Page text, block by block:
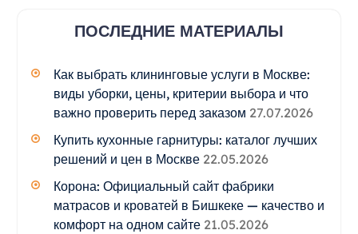
ПОСЛЕДНИЕ МАТЕРИАЛЫ
Как выбрать клининговые услуги в Москве:
виды уборки, цены, критерии выбора и что
важно проверить перед заказом 27.07.2026
Купить кухонные гарнитуры: каталог лучших
решений и цен в Москве 22.05.2026
Корона: Официальный сайт фабрики
матрасов и кроватей в Бишкеке — качество и
комфорт на одном сайте 21.05.2026